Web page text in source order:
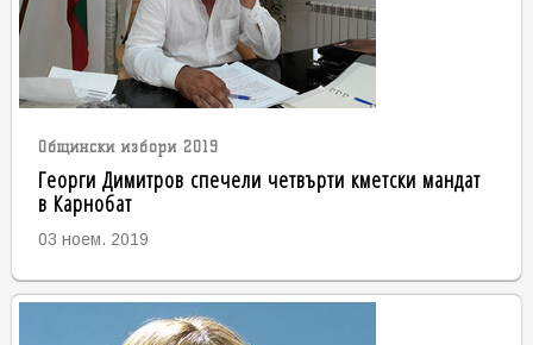
Общински избори 2019
Георги Димитров спечели четвърти кметски мандат
в Карнобат
03 ноем. 2019